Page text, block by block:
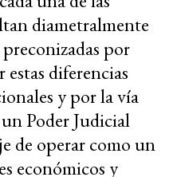
diametralmente
por
diferencias
y por la vía
Poder Judicial
de operar como un
económicos y